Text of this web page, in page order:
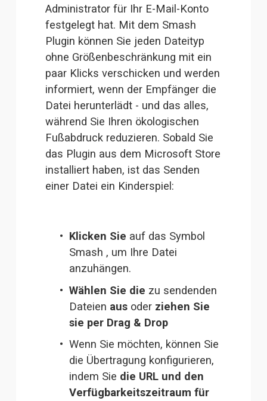
Administrator für Ihr E-Mail-Konto
festgelegt hat. Mit dem Smash
Plugin können Sie jeden Dateityp
ohne Größenbeschränkung mit ein
paar Klicks verschicken und werden
informiert, wenn der Empfänger die
Datei herunterlädt - und das alles,
während Sie Ihren ökologischen
das Plugin aus dem Microsoft Store
installiert haben, ist das Senden
einer Datei ein Kinderspiel:
Klicken Sie auf das Symbol
Smash , um Ihre Datei
anzuhängen.
Wählen Sie die zu sendenden
Dateien aus oder ziehen Sie
sie per Drag & Drop
Wenn Sie möchten, können Sie
die Übertragung konfigurieren,
indem Sie
Verfügbarkeitszeitraum für